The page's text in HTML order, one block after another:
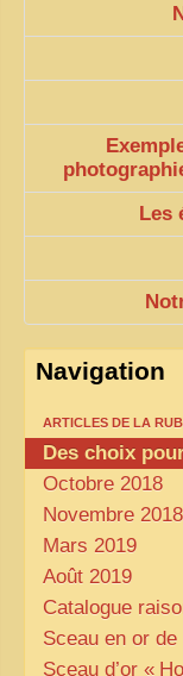
L’ ACTU
2025 LAOS 1950
ZOOM PHOTO
ALBUMS FAMILLE
EN
Les
Navigation
ARTICLES DE LA
Des choix
Octobre 2018
Novembre 2018
Mars 2019
Août 2019
Catalogue
Sceau en or
Sceau d’or «